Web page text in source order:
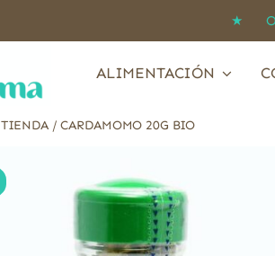
★
ALIMENTACIÓN
TIENDA/CARDAMOMO 20G BIO